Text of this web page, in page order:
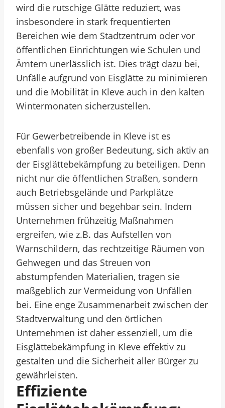
wird die rutschige Glätte reduziert, was
insbesondere in stark frequentierten
Bereichen wie dem Stadtzentrum oder vor
öffentlichen Einrichtungen wie Schulen und
Ämtern unerlässlich ist. Dies trägt dazu bei,
Unfälle aufgrund von Eisglätte zu minimieren
und die Mobilität in Kleve auch in den kalten
Wintermonaten sicherzustellen.
Für Gewerbetreibende in Kleve ist es
ebenfalls von großer Bedeutung, sich aktiv an
der Eisglättebekämpfung zu beteiligen. Denn
nicht nur die öffentlichen Straßen, sondern
auch Betriebsgelände und Parkplätze
müssen sicher und begehbar sein. Indem
Unternehmen frühzeitig Maßnahmen
ergreifen, wie z.B. das Aufstellen von
Warnschildern, das rechtzeitige Räumen von
Gehwegen und das Streuen von
abstumpfenden Materialien, tragen sie
maßgeblich zur Vermeidung von Unfällen
bei. Eine enge Zusammenarbeit zwischen der
Stadtverwaltung und den örtlichen
Unternehmen ist daher essenziell, um die
Eisglättebekämpfung in Kleve effektiv zu
gestalten und die Sicherheit aller Bürger zu
gewährleisten.
Effiziente